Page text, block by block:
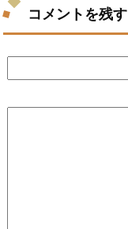
コメントを残す